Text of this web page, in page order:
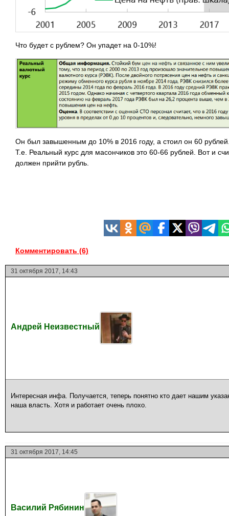
Что будет с рублем? Он упадет на 0-10%!
Он был завышенным до 10% в 2016 году, а стоил он 60
Т.е. Реальный курс для масончиков это 60-66 рублей. Вот и
должен прийти рубль.
Комментировать (6)
31 октября 2017, 14:43
Андрей Неизвестный
Интересная инфа. Получается, теперь понятно кто дает нашим
наша власть. Хотя и работает очень плохо.
31 октября 2017, 14:45
Василий Рябинин